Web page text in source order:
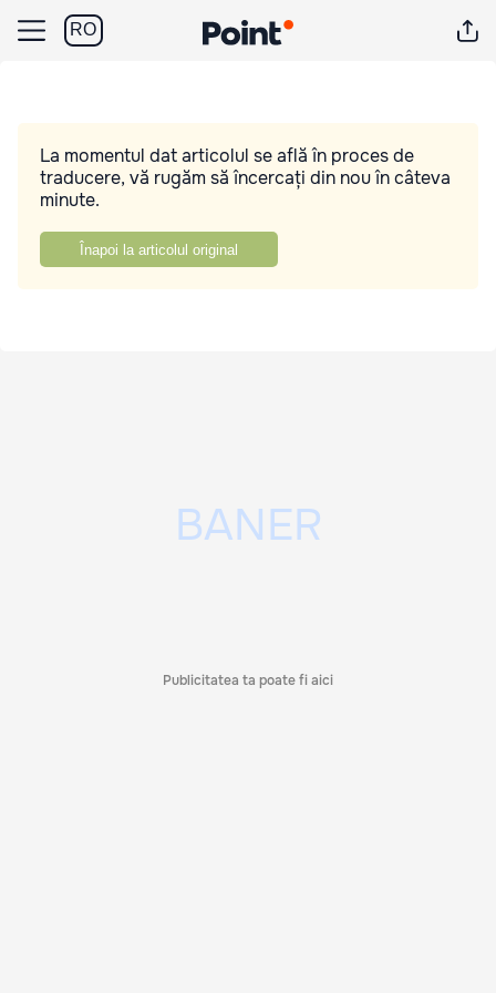
RO
La momentul dat articolul se află în proces de
traducere, vă rugăm să încercați din nou în câteva
minute.
Înapoi la articolul original
Publicitatea ta poate fi aici